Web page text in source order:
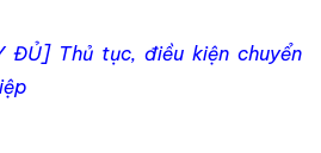
ĐỦ] Thủ tục, điều kiện chuyển